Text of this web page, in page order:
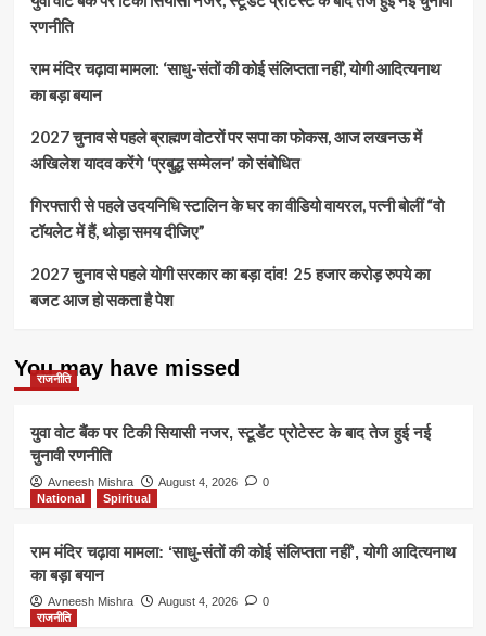
मनरेगा
घोटाला:
प्रधान
छेदना
देवी
को
सचिव
व
पंचायत
अधिकारी
निलंबित
रणनीति
राम मंदिर चढ़ावा मामला: ‘साधु-संतों की कोई संलिप्तता नहीं’, योगी आदित्यनाथ
का बड़ा बयान
2027 चुनाव से पहले ब्राह्मण वोटरों पर सपा का फोकस, आज लखनऊ में
अखिलेश यादव करेंगे ‘प्रबुद्ध सम्मेलन’ को संबोधित
गिरफ्तारी से पहले उदयनिधि स्टालिन के घर का वीडियो वायरल, पत्नी बोलीं “वो
टॉयलेट में हैं, थोड़ा समय दीजिए”
2027 चुनाव से पहले योगी सरकार का बड़ा दांव! 25 हजार करोड़ रुपये का
बजट आज हो सकता है पेश
You may have missed
राजनीति
युवा वोट बैंक पर टिकी सियासी नजर, स्टूडेंट प्रोटेस्ट के बाद तेज हुई नई
चुनावी रणनीति
Avneesh Mishra August 4, 2026
0
National
Spiritual
राम मंदिर चढ़ावा मामला: ‘साधु-संतों की कोई संलिप्तता नहीं’, योगी आदित्यनाथ
का बड़ा बयान
Avneesh Mishra August 4, 2026
0
राजनीति